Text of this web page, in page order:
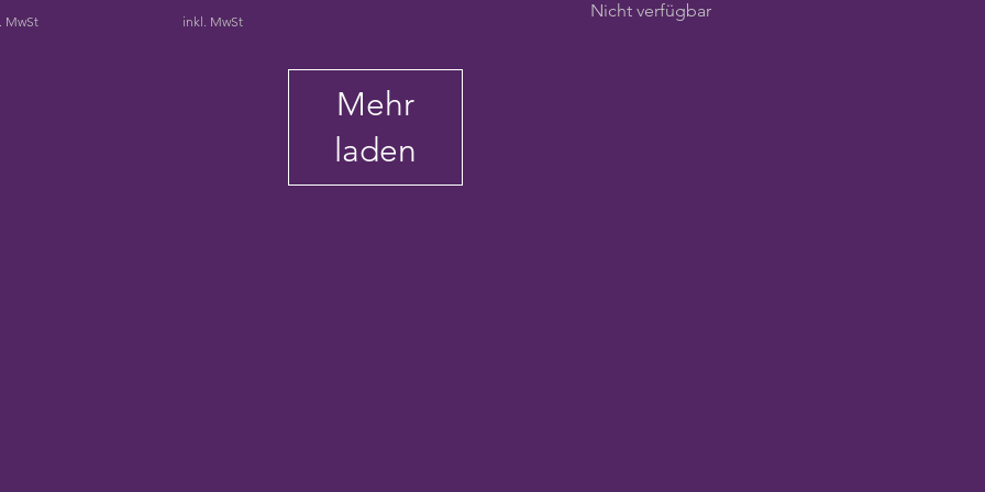
MwSt inkl. MwSt
Nicht verfügbar
Mehr
laden